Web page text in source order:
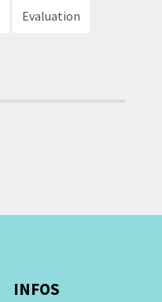
Evaluation
INFOS